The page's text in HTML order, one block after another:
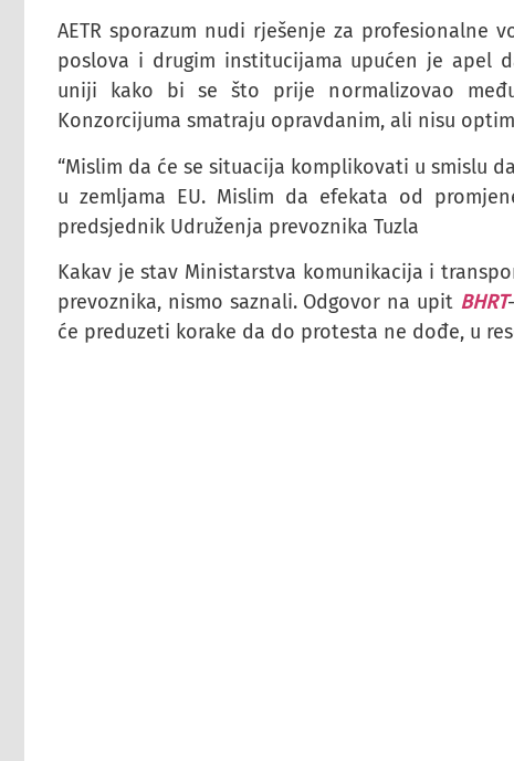
AETR sporazum nudi rješenje za profesionalne
poslova i drugim institucijama upućen je apel
uniji kako bi se što prije normalizovao
Konzorcijuma smatraju opravdanim, ali nisu
“Mislim da će se situacija komplikovati u smislu
u zemljama EU. Mislim da efekata od
predsjednik Udruženja prevoznika Tuzla
Kakav je stav Ministarstva komunikacija i
prevoznika, nismo saznali. Odgovor na upit BHRT
će preduzeti korake da do protesta ne dođe, u